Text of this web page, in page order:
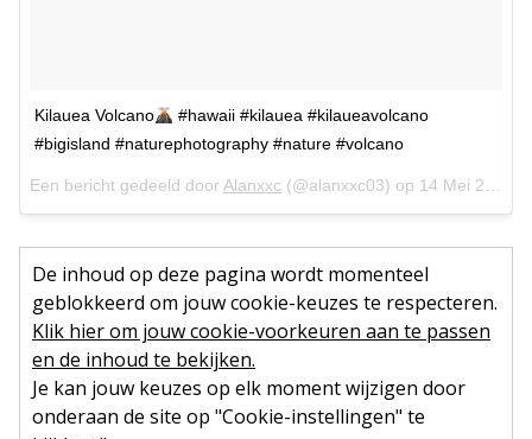
Kilauea Volcano
#hawaii #kilauea #kilaueavolcano
#bigisland #naturephotography #nature #volcano
Een bericht gedeeld door Alanxxc (@alanxxc03) op 14 Mei 2018 om 9:15 (PDT)
De inhoud op deze pagina wordt momenteel
geblokkeerd om jouw cookie-keuzes te respecteren.
Klik hier om jouw cookie-voorkeuren aan te passen
en de inhoud te bekijken.
Je kan jouw keuzes op elk moment wijzigen door
onderaan de site op "Cookie-instellingen" te